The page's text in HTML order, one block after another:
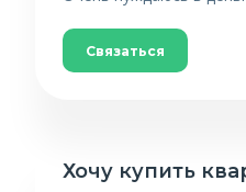
Связаться
Хочу купить